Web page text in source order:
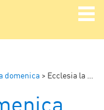
domenica > Ecclesia la domenica alle 9. Nel lavoro sommerso cresce il numero di italiani, rifugiati, comunitari dell’est Europa